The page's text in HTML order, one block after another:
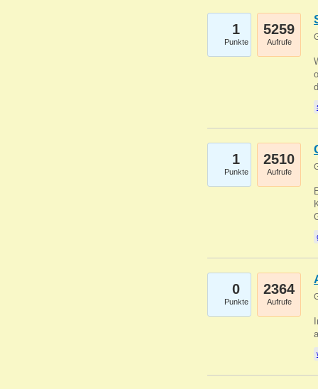
1
Punkte
5259
Aufrufe
1
Punkte
2510
Aufrufe
0
Punkte
2364
Aufrufe